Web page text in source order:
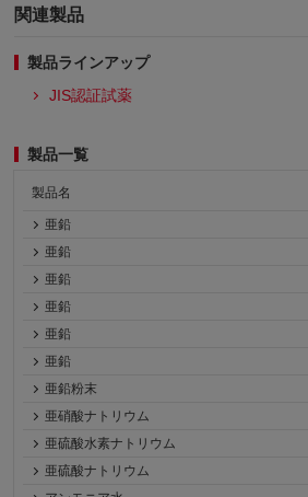
関連製品
製品ラインアップ
JIS認証試薬
製品一覧
製品名
亜鉛
亜鉛
亜鉛
亜鉛
亜鉛
亜鉛
亜鉛粉末
亜硝酸ナトリウム
亜硫酸水素ナトリウム
亜硫酸ナトリウム